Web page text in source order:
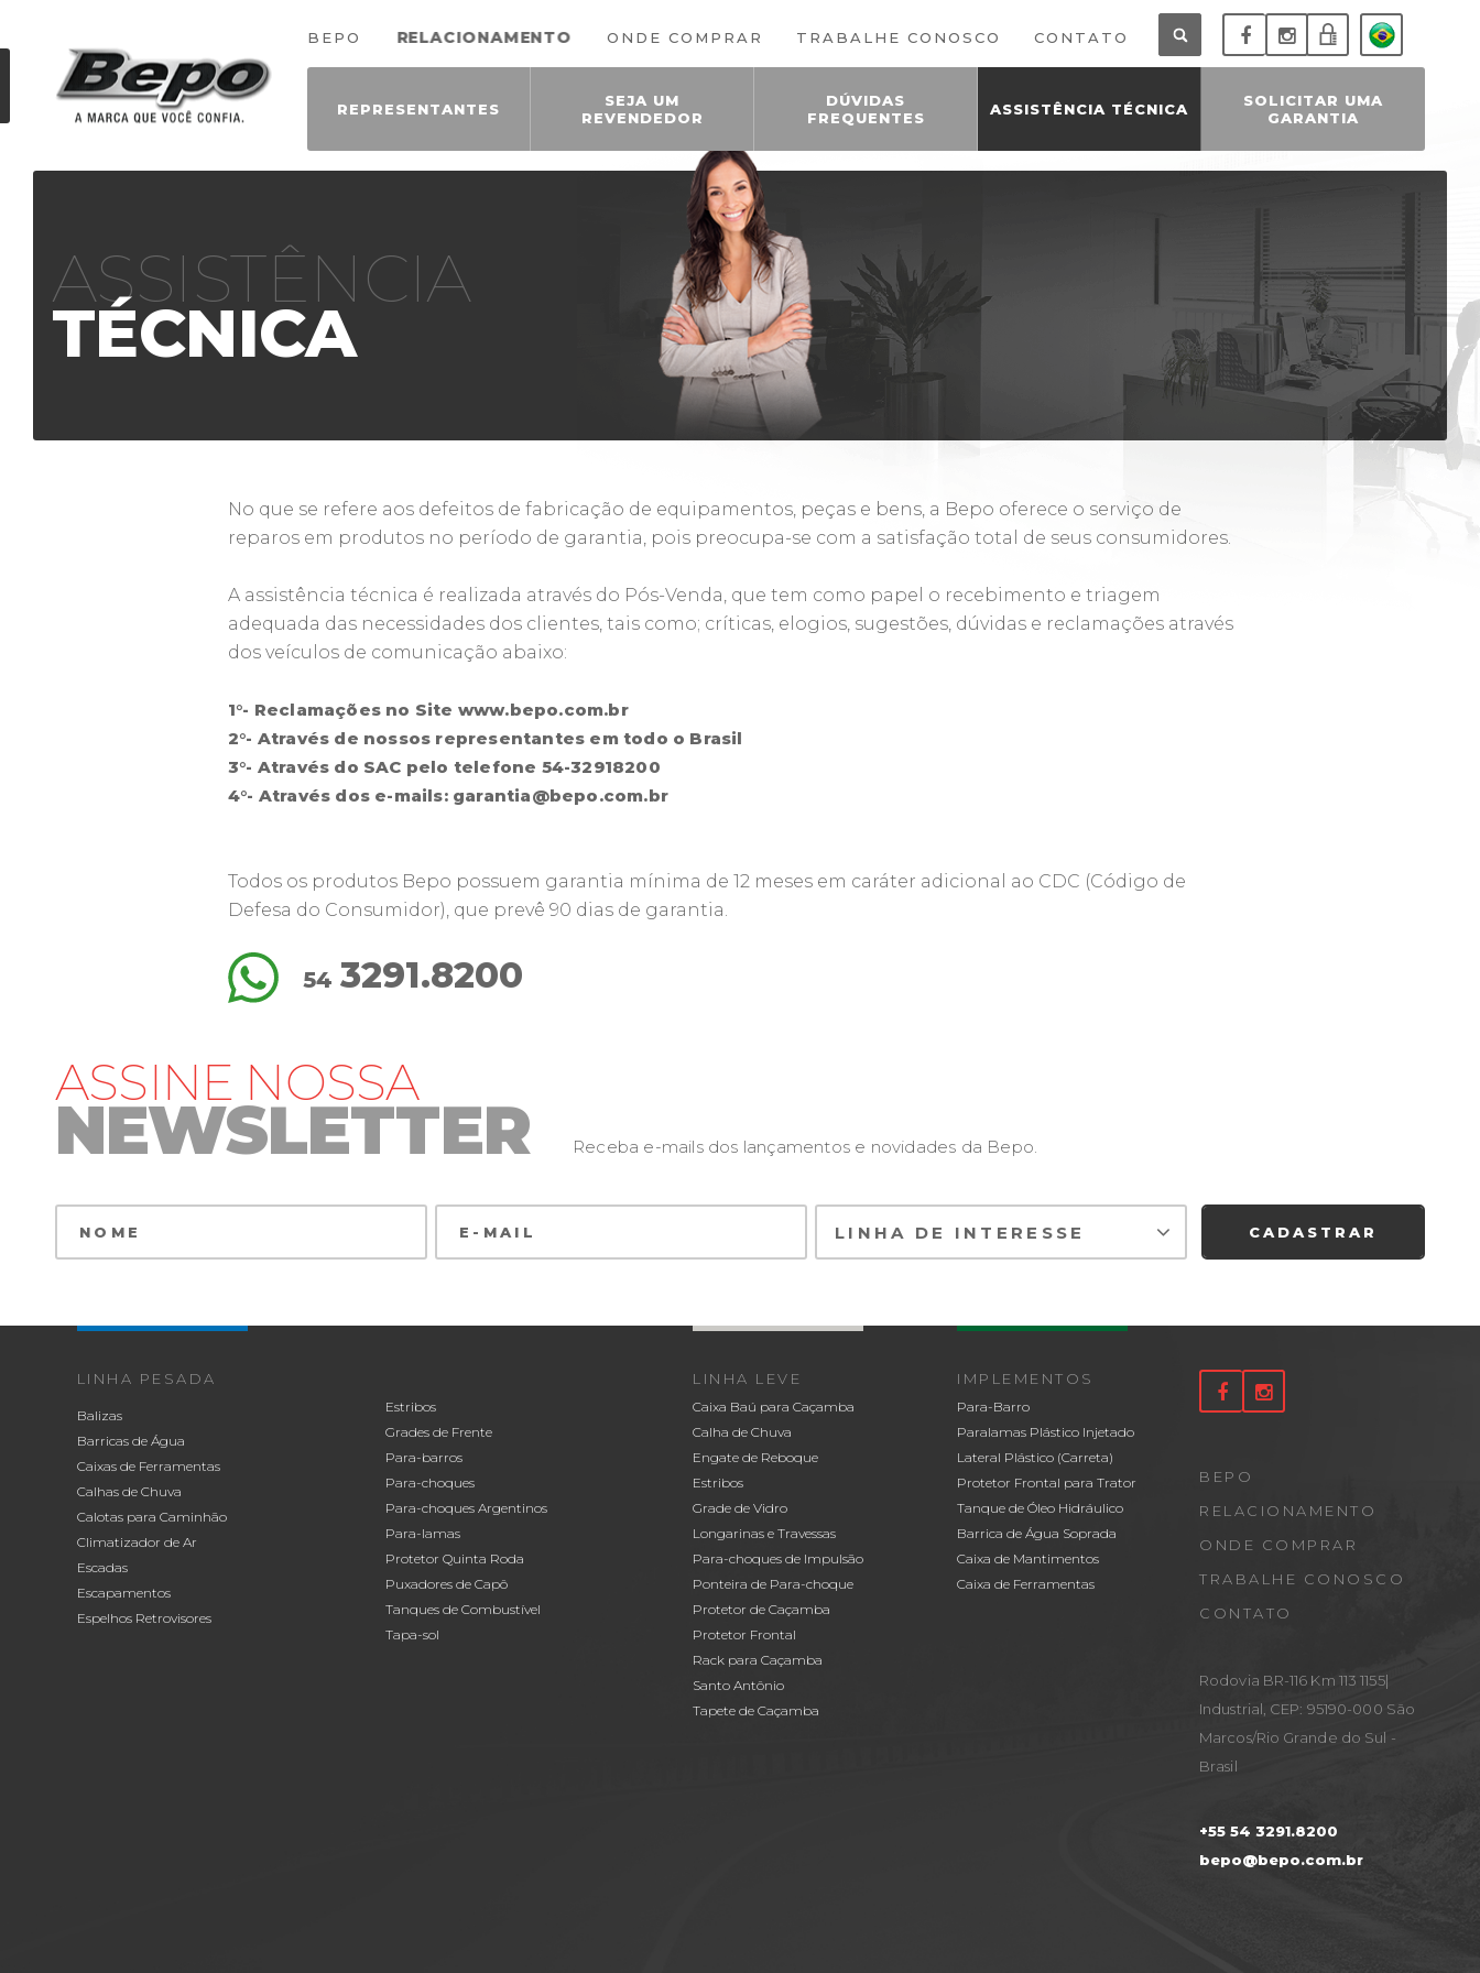
BEPO ONDE COMPRAR TRABALHE CONOSCO CONTATO
DE
REPRESENTANTES
SEJA UM
REVENDEDOR
DÚVIDAS
FREQUENTES
ASSISTÊNCIA TÉCNICA
SOLICITAR UMA
GARANTIA
ASSISTÊNCIA
TÉCNICA
No que se refere aos defeitos de fabricação de equipamentos, peças e bens, a Bepo oferece o serviço de
reparos em produtos no período de garantia, pois preocupa-se com a satisfação total de seus consumidores.
A assistência técnica é realizada através do Pós-Venda, que tem como papel o recebimento e triagem
adequada das necessidades dos clientes, tais como; críticas, elogios, sugestões, dúvidas e reclamações através
dos veículos de comunicação abaixo:
1°- Reclamações no Site www.bepo.com.br
2°- Através de nossos representantes em todo o Brasil
3°- Através do SAC pelo telefone 54-32918200
4°- Através dos e-mails: garantia@bepo.com.br
Todos os produtos Bepo possuem garantia mínima de 12 meses em caráter adicional ao CDC (Código de
Defesa do Consumidor), que prevê 90 dias de garantia.
54 3291.8200
ASSINE NOSSA
NEWSLETTER Receba e-mails dos lançamentos e novidades da Bepo.
CADASTRAR
LINHA PESADA
Balizas
Barricas de Água
Caixas de Ferramentas
Calhas de Chuva
Calotas para Caminhão
Climatizador de Ar
Escadas
Escapamentos
Espelhos Retrovisores
Estribos
Grades de Frente
Para-barros
Para-choques
Para-choques Argentinos
Para-lamas
Protetor Quinta Roda
Puxadores de Capô
Tanques de Combustível
Tapa-sol
LINHA LEVE
Caixa Baú para Caçamba
Calha de Chuva
Engate de Reboque
Estribos
Grade de Vidro
Longarinas e Travessas
Para-choques de Impulsão
Ponteira de Para-choque
Protetor de Caçamba
Protetor Frontal
Rack para Caçamba
Santo Antônio
Tapete de Caçamba
IMPLEMENTOS
Para-Barro
Paralamas Plástico Injetado
Lateral Plástico (Carreta)
Protetor Frontal para Trator
Tanque de Óleo Hidráulico
Barrica de Água Soprada
Caixa de Mantimentos
Caixa de Ferramentas
BEPO
RELACIONAMENTO
ONDE COMPRAR
TRABALHE CONOSCO
CONTATO
Rodovia BR-116 Km 113 1155|
Industrial, CEP: 95190-000 São
Marcos/Rio Grande do Sul -
Brasil
+55 54 3291.8200
bepo@bepo.com.br